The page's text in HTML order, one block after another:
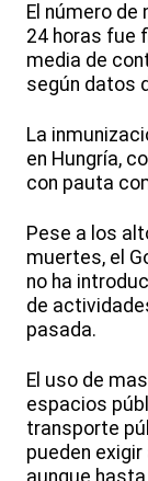
El número
24 horas fue
media de
según datos
La
en Hungría,
con pauta
Pese a los
muertes, el
no ha
de
pasada.
El uso de
espacios
transporte
pueden